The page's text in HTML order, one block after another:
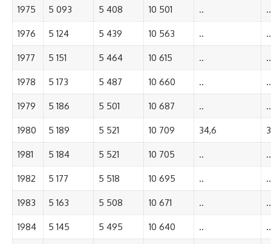
1975 5 093 5 408 10 501 .. ..
1976 5 124 5 439 10 563 .. ..
1977 5 151 5 464 10 615 .. ..
1978 5 173 5 487 10 660 .. ..
1979 5 186 5 501 10 687 .. ..
1980 5 189 5 521 10 709 34,6
1981 5 184 5 521 10 705 .. ..
1982 5 177 5 518 10 695 .. ..
1983 5 163 5 508 10 671 .. ..
1984 5 145 5 495 10 640 .. ..